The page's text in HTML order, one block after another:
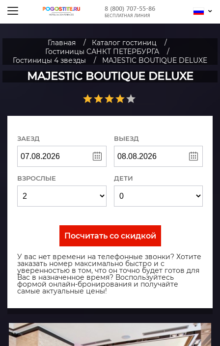
8 (800) 707-55-86
БЕСПЛАТНАЯ ЛИНИЯ
Главная
Каталог гостиниц
Гостиницы САНКТ ПЕТЕРБУРГА
Гостиницы 4 звезды
MAJESTIC BOUTIQUE DELUXE
MAJESTIC BOUTIQUE DELUXE
ЗАЕЗД ВЫЕЗД
ВЗРОСЛЫЕ ДЕТИ
Посчитать со скидкой
У вас нет времени на телефонные звонки? Хотите
заказать номер максимально быстро и с
уверенностью в том, что он точно будет готов для
Вас в назначенное время? Воспользуйтесь
формой онлайн-бронирования и получайте
самые актуальные цены!